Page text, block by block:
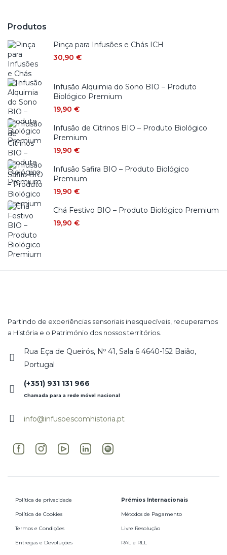
Produtos
Pinça para Infusões e Chás ICH
30,90 €
Infusão Alquimia do Sono BIO – Produto
Biológico Premium
19,90 €
Infusão de Citrinos BIO – Produto Biológico
Premium
19,90 €
Infusão Safira BIO – Produto Biológico
Premium
19,90 €
Chá Festivo BIO – Produto Biológico Premium
19,90 €
Partindo de experiências sensoriais inesquecíveis, recuperamos
a História e o Património dos nossos territórios.
Rua Eça de Queirós, Nº 41, Sala 6 4640-152 Baião,
Portugal
(+351) 931 131 966
Chamada para a rede móvel nacional
info@infusoescomhistoria.pt
Política de privacidade
Política de Cookies
Termos e Condições
Entregas e Devoluções
Prémios Internacionais
Métodos de Pagamento
Livre Resolução
RAL e RLL